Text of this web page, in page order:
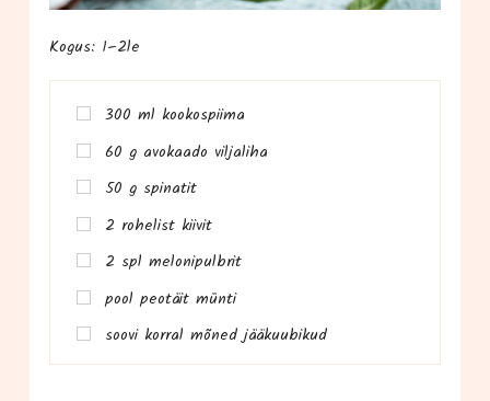
Kogus: 1–2le
300 ml kookospiima
60 g avo­kaa­do viljaliha
50 g spinatit
2 rohe­list kiivit
2 spl melonipulbrit
pool peo­täit münti
soo­vi kor­ral mõned jääkuubikud